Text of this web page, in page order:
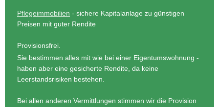
Pflegeimmobilien - sichere Kapitalanlage zu günstigen
Preisen mit guter Rendite
Provisionsfrei.
Sie bestimmen alles mit wie bei einer Eigentumswohnung -
haben aber eine gesicherte Rendite, da keine
Leerstandsrisiken bestehen.
Bei allen anderen Vermittlungen stimmen wir die Provision